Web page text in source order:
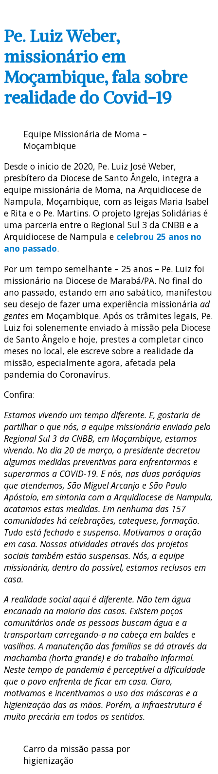
Pe. Luiz Weber,
missionário em
Moçambique, fala sobre
realidade do Covid-19
Equipe Missionária de Moma –
Moçambique
Desde o início de 2020, Pe. Luiz José Weber,
presbítero da Diocese de Santo Ângelo, integra a
equipe missionária de Moma, na Arquidiocese de
Nampula, Moçambique, com as leigas Maria Isabel
e Rita e o Pe. Martins. O projeto Igrejas Solidárias é
uma parceria entre o Regional Sul 3 da CNBB e a
Arquidiocese de Nampula e celebrou 25 anos no
ano passado.
Por um tempo semelhante – 25 anos – Pe. Luiz foi
missionário na Diocese de Marabá/PA. No final do
ano passado, estando em ano sabático, manifestou
seu desejo de fazer uma experiência missionária ad
gentes em Moçambique. Após os trâmites legais, Pe.
Luiz foi solenemente enviado à missão pela Diocese
de Santo Ângelo e hoje, prestes a completar cinco
meses no local, ele escreve sobre a realidade da
missão, especialmente agora, afetada pela
pandemia do Coronavírus.
Confira:
Estamos vivendo um tempo diferente. E, gostaria de
partilhar o que nós, a equipe missionária enviada pelo
Regional Sul 3 da CNBB, em Moçambique, estamos
vivendo. No dia 20 de março, o presidente decretou
algumas medidas preventivas para enfrentarmos e
superarmos a COVID-19. E nós, nas duas paróquias
que atendemos, São Miguel Arcanjo e São Paulo
Apóstolo, em sintonia com a Arquidiocese de Nampula,
acatamos estas medidas. Em nenhuma das 157
comunidades há celebrações, catequese, formação.
Tudo está fechado e suspenso. Motivamos a oração
em casa. Nossas atividades através dos projetos
sociais também estão suspensas. Nós, a equipe
missionária, dentro do possível, estamos reclusos em
casa.
A realidade social aqui é diferente. Não tem água
encanada na maioria das casas. Existem poços
comunitários onde as pessoas buscam água e a
transportam carregando-a na cabeça em baldes e
vasilhas. A manutenção das famílias se dá através da
machamba (horta grande) e do trabalho informal.
Neste tempo de pandemia é perceptível a dificuldade
que o povo enfrenta de ficar em casa. Claro,
motivamos e incentivamos o uso das máscaras e a
higienização das as mãos. Porém, a infraestrutura é
muito precária em todos os sentidos.
Carro da missão passa por
higienização